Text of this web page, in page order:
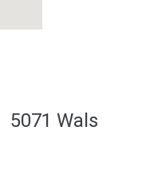
5071 Wals